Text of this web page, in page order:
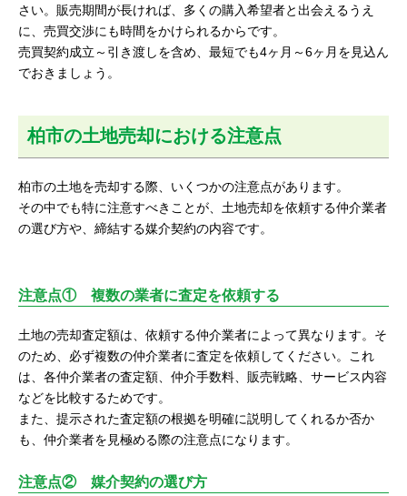
さい。販売期間が長ければ、多くの購入希望者と出会えるうえ
に、売買交渉にも時間をかけられるからです。
売買契約成立～引き渡しを含め、最短でも4ヶ月～6ヶ月を見込ん
でおきましょう。
柏市の土地売却における注意点
柏市の土地を売却する際、いくつかの注意点があります。
その中でも特に注意すべきことが、土地売却を依頼する仲介業者
の選び方や、締結する媒介契約の内容です。
注意点① 複数の業者に査定を依頼する
土地の売却査定額は、依頼する仲介業者によって異なります。そ
のため、必ず複数の仲介業者に査定を依頼してください。これ
は、各仲介業者の査定額、仲介手数料、販売戦略、サービス内容
などを比較するためです。
また、提示された査定額の根拠を明確に説明してくれるか否か
も、仲介業者を見極める際の注意点になります。
注意点② 媒介契約の選び方